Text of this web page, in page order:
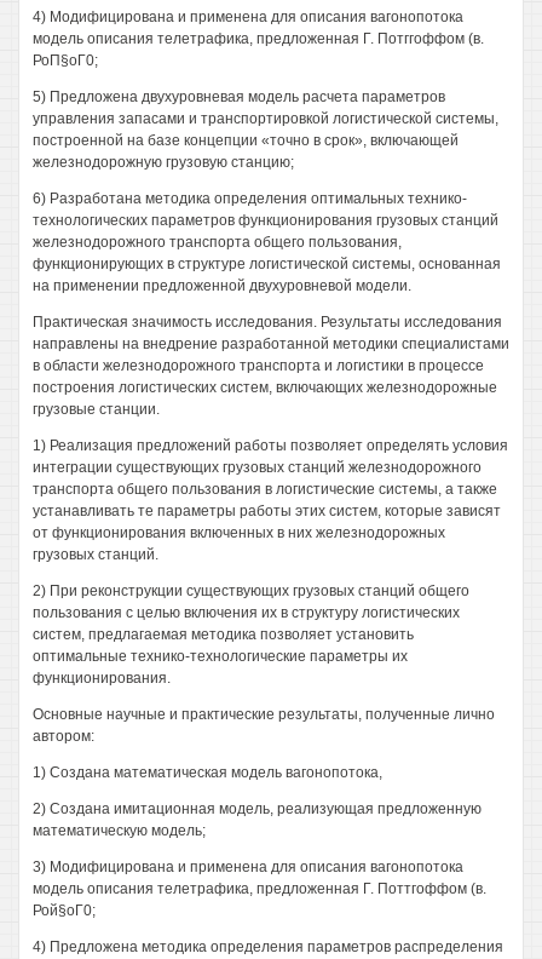
4) Модифицирована и применена для описания вагонопотока
модель описания телетрафика, предложенная Г. Потггоффом (в.
РоП§оГ0;
5) Предложена двухуровневая модель расчета параметров
управления запасами и транспортировкой логистической системы,
построенной на базе концепции «точно в срок», включающей
железнодорожную грузовую станцию;
6) Разработана методика определения оптимальных технико-
технологических параметров функционирования грузовых станций
железнодорожного транспорта общего пользования,
функционирующих в структуре логистической системы, основанная
на применении предложенной двухуровневой модели.
Практическая значимость исследования. Результаты исследования
направлены на внедрение разработанной методики специалистами
в области железнодорожного транспорта и логистики в процессе
построения логистических систем, включающих железнодорожные
грузовые станции.
1) Реализация предложений работы позволяет определять условия
интеграции существующих грузовых станций железнодорожного
транспорта общего пользования в логистические системы, а также
устанавливать те параметры работы этих систем, которые зависят
от функционирования включенных в них железнодорожных
грузовых станций.
2) При реконструкции существующих грузовых станций общего
пользования с целью включения их в структуру логистических
систем, предлагаемая методика позволяет установить
оптимальные технико-технологические параметры их
функционирования.
Основные научные и практические результаты, полученные лично
автором:
1) Создана математическая модель вагонопотока,
2) Создана имитационная модель, реализующая предложенную
математическую модель;
3) Модифицирована и применена для описания вагонопотока
модель описания телетрафика, предложенная Г. Поттгоффом (в.
Рой§оГ0;
4) Предложена методика определения параметров распределения